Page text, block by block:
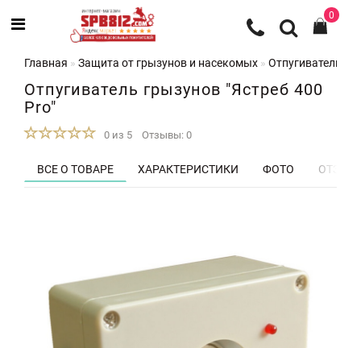
0
Главная Защита от грызунов и насекомых Отпугиватели
Отпугиватель грызунов "Ястреб 400
Pro"
0 из 5 Отзывы: 0
ВСЕ О ТОВАРЕ ХАРАКТЕРИСТИКИ ФОТО